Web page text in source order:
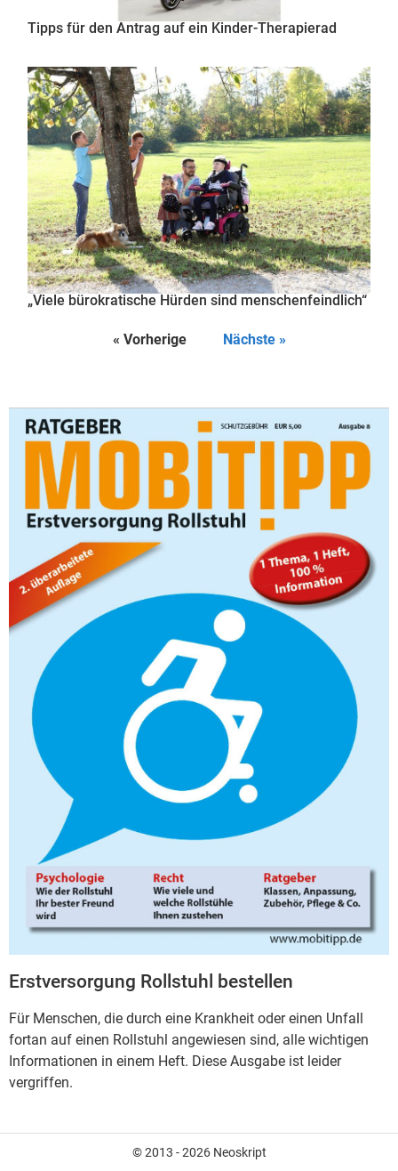
Tipps für den Antrag auf ein Kinder-Therapierad
„Viele bürokratische Hürden sind menschenfeindlich“
« Vorherige Nächste »
Erstversorgung Rollstuhl bestellen
Für Menschen, die durch eine Krankheit oder einen Unfall
fortan auf einen Rollstuhl angewiesen sind, alle wichtigen
Informationen in einem Heft. Diese Ausgabe ist leider
vergriffen.
© 2013 - 2026 Neoskript